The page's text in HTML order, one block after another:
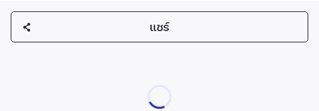
แชร์